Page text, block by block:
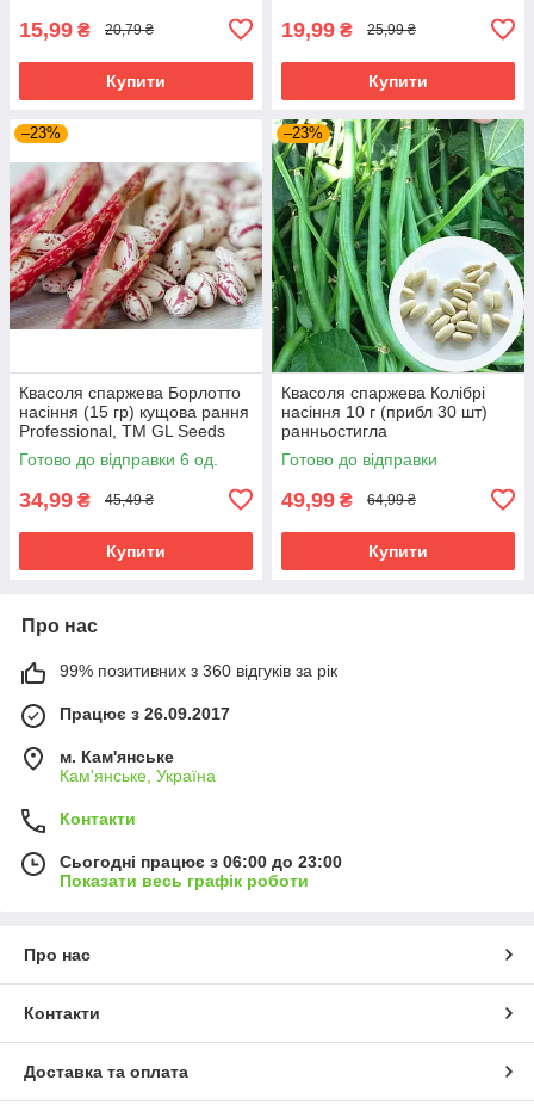
15,99 ₴ 20,79 ₴
Купити
19,99 ₴ 25,99 ₴
Купити
–23%
Квасоля спаржева Борлотто
насіння (15 гр) кущова рання
Professional, TM GL Seeds
Готово до відправки 6 од.
34,99 ₴ 45,49 ₴
Купити
–23%
Квасоля спаржева Колібрі
насіння 10 г (прибл 30 шт)
ранньостигла
Готово до відправки
49,99 ₴ 64,99 ₴
Купити
Про нас
99% позитивних з 360 відгуків за рік
Працює з 26.09.2017
м. Кам'янське
Кам'янське, Україна
Контакти
Сьогодні працює з 06:00 до 23:00
Показати весь графік роботи
Про нас
Контакти
Доставка та оплата